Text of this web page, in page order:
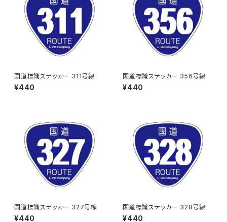
国道標識ステッカー 311号線
¥440
国道標識ステッカー 356号線
¥440
国道標識ステッカー 327号線
¥440
国道標識ステッカー 328号線
¥440